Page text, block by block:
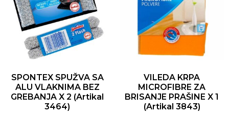
SPONTEX SPUŽVA SA
ALU VLAKNIMA BEZ
GREBANJA X 2 (Artikal
3464)
VILEDA KRPA
MICROFIBRE ZA
BRISANJE PRAŠINE X 1
(Artikal 3843)